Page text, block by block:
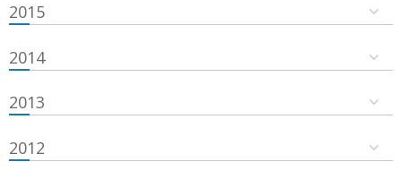
2015
2014
2013
2012